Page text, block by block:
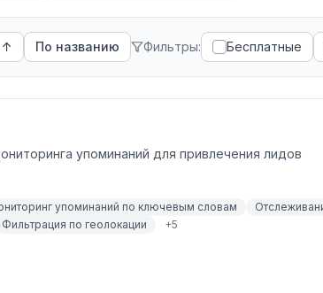
↑ По названию Фильтры: Бесплатные
упоминаний для привлечения лидов
упоминаний по ключевым словам
Фильтрация по геолокации +5